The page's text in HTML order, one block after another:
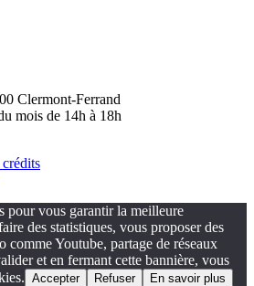
Clermont-Ferrand
mois de 14h à 18h
pour vous garantir la meilleure
des statistiques, vous proposer des
comme Youtube, partage de réseaux
et en fermant cette bannière, vous
Accepter Refuser En savoir plus